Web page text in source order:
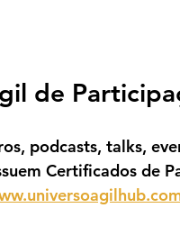
de
podcasts, talks,
Certificados de